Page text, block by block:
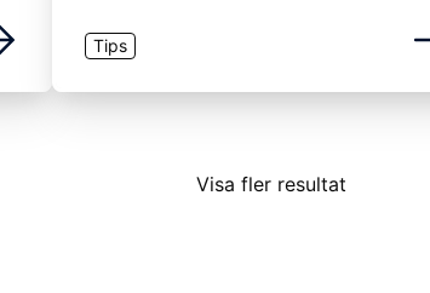
Tips
Visa fler resultat